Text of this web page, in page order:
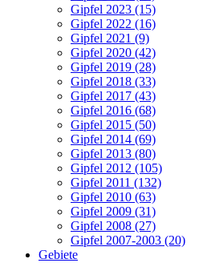
Gipfel 2023 (15)
Gipfel 2022 (16)
Gipfel 2021 (9)
Gipfel 2020 (42)
Gipfel 2019 (28)
Gipfel 2018 (33)
Gipfel 2017 (43)
Gipfel 2016 (68)
Gipfel 2015 (50)
Gipfel 2014 (69)
Gipfel 2013 (80)
Gipfel 2012 (105)
Gipfel 2011 (132)
Gipfel 2010 (63)
Gipfel 2009 (31)
Gipfel 2008 (27)
Gipfel 2007-2003 (20)
Gebiete